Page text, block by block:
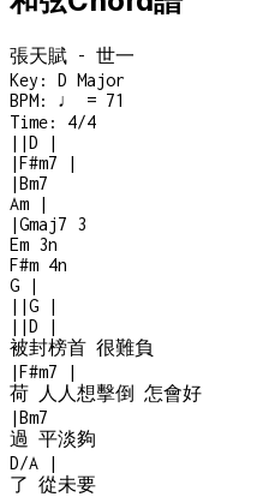
張天賦 - 世一
Key: D Major
BPM: ♩ = 71
Time: 4/4
| |D
|
|F#m7
|
|Bm7
Am
|
|Gmaj7 3
Em 3n
F#m 4n
G
|
| |G
|
| |D
|
被封榜首 很難負
|F#m7
|
荷 人人想擊倒 怎會好
|Bm7
過 平淡夠
D/A
|
了 從未要